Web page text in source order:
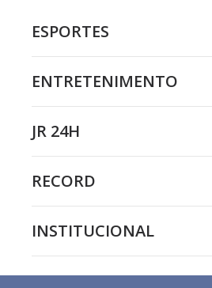
ESPORTES
ENTRETENIMENTO
JR 24H
RECORD
INSTITUCIONAL